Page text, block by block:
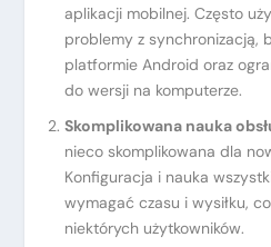
aplikacji mobilnej. Często
problemy z synchronizacją,
platformie Android oraz
do wersji na komputerze.
Skomplikowana nauka
nieco skomplikowana dla
Konfiguracja i nauka
wymagać czasu i wysiłku,
niektórych użytkowników.